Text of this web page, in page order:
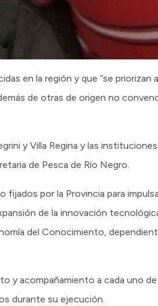
en la región y que “se priorizan
de otras de origen no
y Villa Regina y las
de Pesca de Río Negro.
por la Provincia para
de la innovación
del Conocimiento,
y acompañamiento a cada uno
durante su ejecución.